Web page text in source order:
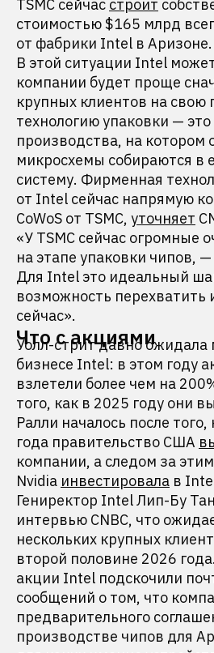
TSMC сейчас строит
стоимостью $165 млрд
от фабрики Intel в Аризоне.
В этой ситуации Intel
компании будет проще
крупных клиентов на свою
технологию упаковки —
производства, на котором
микросхемы собираются в
систему. Фирменная
от Intel сейчас напрямую
CoWoS от TSMC, уточняет
«У TSMC сейчас огромные
на этапе упаковки чипов,
Для Intel это идеальный
возможность
сейчас».
Что с акциями
Уолл-стрит давно ожидала
бизнесе Intel: в этом году
взлетели более чем на
того, как в 2025 году они
Ралли началось после
года правительство США
компании, а следом за
Nvidia инвестировала в
Гениректор Intel Лип-Бу
интервью CNBC, что
нескольких крупных
второй половине 2026
акции Intel подскочили
сообщений о том, что
предварительного
производстве чипов для